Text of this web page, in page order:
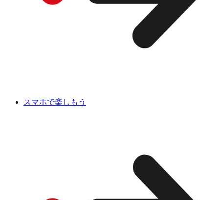
スマホで楽しもう